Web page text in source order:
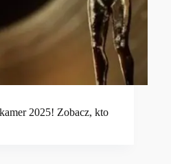
2025! Zobacz, kto